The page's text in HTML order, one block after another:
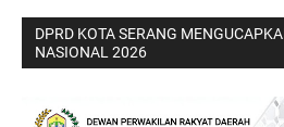
DPRD KOTA SERANG
NASIONAL 2026